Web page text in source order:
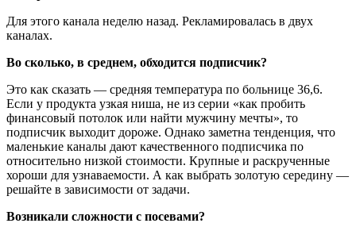
Для этого канала неделю назад. Рекламировалась в двух
каналах.
Во сколько, в среднем, обходится подписчик?
Это как сказать — средняя температура по больнице 36,6.
Если у продукта узкая ниша, не из серии «как пробить
финансовый потолок или найти мужчину мечты», то
подписчик выходит дороже. Однако заметна тенденция, что
маленькие каналы дают качественного подписчика по
относительно низкой стоимости. Крупные и раскрученные
хороши для узнаваемости. А как выбрать золотую середину —
решайте в зависимости от задачи.
Возникали сложности с посевами?